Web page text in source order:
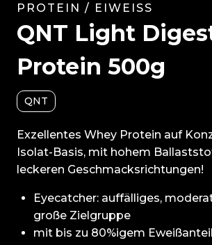
PROTEIN / EIWEISS
QNT Light
Protein 500g
QNT
Exzellentes Whey Protein auf
Isolat-Basis, mit hohem
leckeren Geschmacksrichtungen!
Eyecatcher: auffälliges,
große Zielgruppe
mit bis zu 80%igem Eweißanteil